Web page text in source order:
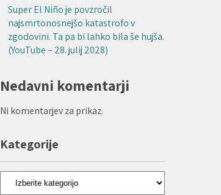
Super El Niño je povzročil
najsmrtonosnejšo katastrofo v
zgodovini. Ta pa bi lahko bila še hujša.
(YouTube – 28. julij 2028)
Nedavni komentarji
Ni komentarjev za prikaz.
Kategorije
Kategorije